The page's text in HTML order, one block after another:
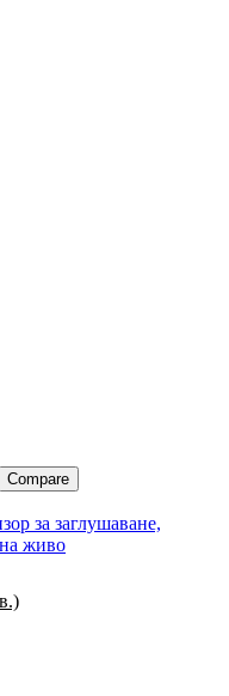
Compare
за заглушаване,
живо